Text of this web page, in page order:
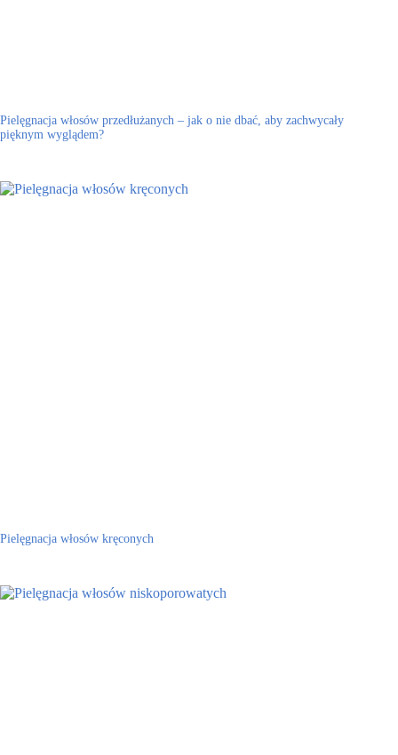
Pielęgnacja włosów przedłużanych – jak o nie dbać, aby zachwycały
pięknym wyglądem?
Pielęgnacja włosów kręconych